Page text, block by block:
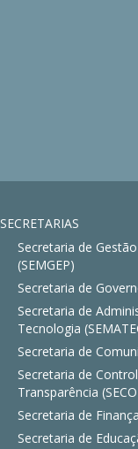
SECRETARIAS
Secretaria de
(SEMGEP)
Secretaria de
Secretaria de
Tecnologia
Secretaria de
Secretaria de
Transparência
Secretaria de
Secretaria de